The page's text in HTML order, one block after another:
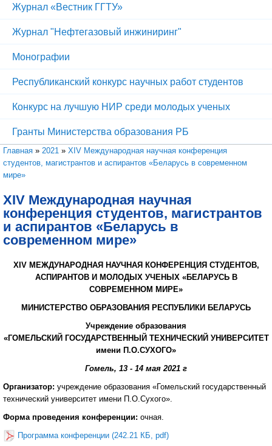
Журнал «Вестник ГГТУ»
Журнал "Нефтегазовый инжиниринг"
Монографии
Республиканский конкурс научных работ студентов
Конкурс на лучшую НИР среди молодых ученых
Гранты Министерства образования РБ
Вы здесь
Главная » 2021 » XIV Международная научная конференция
студентов, магистрантов и аспирантов «Беларусь в современном
мире»
XIV Международная научная
конференция студентов, магистрантов
и аспирантов «Беларусь в
современном мире»
XIV МЕЖДУНАРОДНАЯ НАУЧНАЯ КОНФЕРЕНЦИЯ СТУДЕНТОВ,
АСПИРАНТОВ И МОЛОДЫХ УЧЕНЫХ «БЕЛАРУСЬ В
СОВРЕМЕННОМ МИРЕ»
МИНИСТЕРСТВО ОБРАЗОВАНИЯ РЕСПУБЛИКИ БЕЛАРУСЬ
Учреждение образования
«ГОМЕЛЬСКИЙ ГОСУДАРСТВЕННЫЙ ТЕХНИЧЕСКИЙ УНИВЕРСИТЕТ
имени П.О.СУХОГО»
Гомель, 13 - 14 мая 2021 г
Организатор: учреждение образования «Гомельский государственный
технический университет имени П.О.Сухого».
Форма проведения конференции: очная.
Программа конференции (242.21 КБ, pdf)